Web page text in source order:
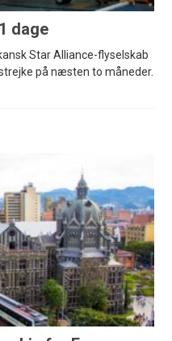
dage
Star Alliance-flyselskab
på næsten to måneder.